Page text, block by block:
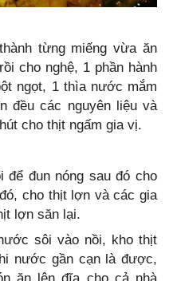
từng miếng vừa ăn
cho nghệ, 1 phần hành
ngọt, 1 thìa nước mắm
đều các nguyên liệu và
cho thịt ngấm gia vị.
để đun nóng sau đó cho
cho thịt lợn và các gia
lợn săn lại.
sôi vào nồi, kho thịt
nước gần cạn là được,